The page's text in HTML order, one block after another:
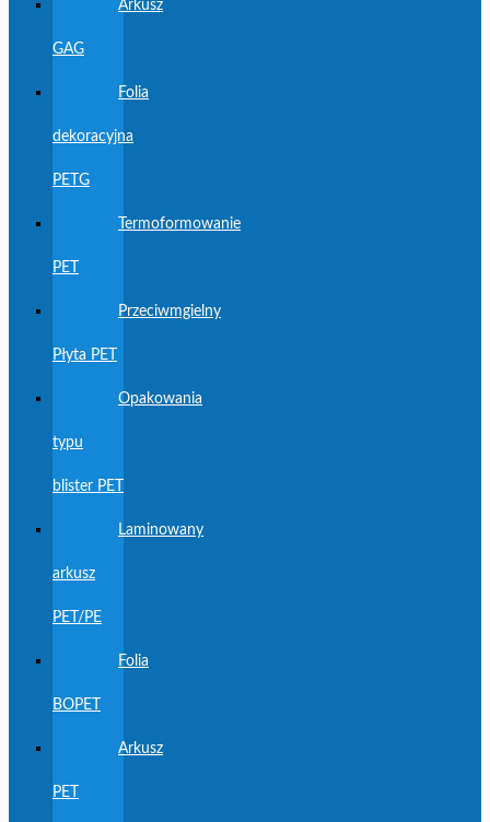
Arkusz
GAG
Folia
dekoracyjna
PETG
Termoformowanie
PET
Przeciwmgielny
Płyta PET
Opakowania
typu
blister PET
Laminowany
arkusz
PET/PE
Folia
BOPET
Arkusz
PET